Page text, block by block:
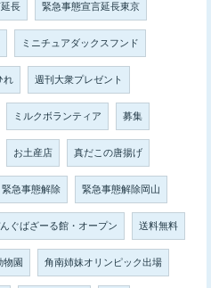
長 緊急事態宣言延長東京
ミニチュアダックスフンド
れ 週刊大衆プレゼント
ミルクボランティア 募集
お土産店 真だこの唐揚げ
緊急事態解除 緊急事態解除岡山
ぐばざーる館・オープン 送料無料
物園 角南姉妹オリンピック出場